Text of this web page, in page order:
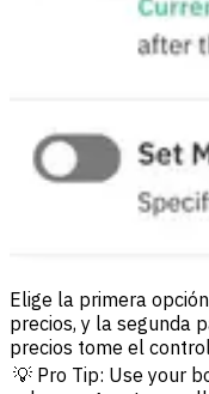
Elige la primera
precios, y la segunda
precios tome el control
💡 Pro Tip: Use your